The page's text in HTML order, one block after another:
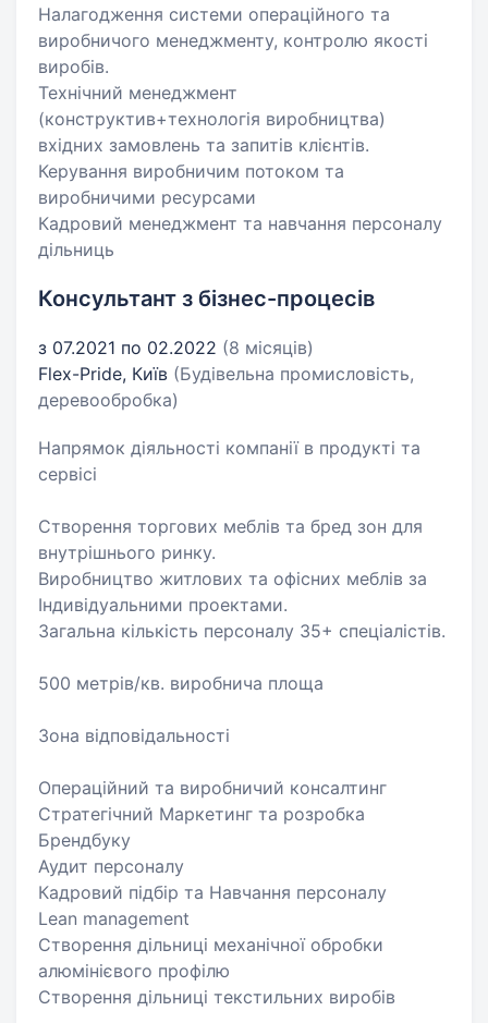
Налагодження системи операційного та
виробничого менеджменту, контролю якості
виробів.
Технічний менеджмент
(конструктив+технологія виробництва)
вхідних замовлень та запитів клієнтів.
Керування виробничим потоком та
виробничими ресурсами
Кадровий менеджмент та навчання персоналу
дільниць
Консультант з бізнес-процесів
з 07.2021 по 02.2022 (8 місяців)
Flex-Pride, Київ (Будівельна промисловість,
деревообробка)
Напрямок діяльності компанії в продукті та
сервісі
Створення торгових меблів та бред зон для
внутрішнього ринку.
Виробництво житлових та офісних меблів за
Індивідуальними проектами.
Загальна кількість персоналу 35+ спеціалістів.
500 метрів/кв. виробнича площа
Зона відповідальності
Операційний та виробничий консалтинг
Стратегічний Маркетинг та розробка
Брендбуку
Аудит персоналу
Кадровий підбір та Навчання персоналу
Lean management
Створення дільниці механічної обробки
алюмінієвого профілю
Створення дільниці текстильних виробів